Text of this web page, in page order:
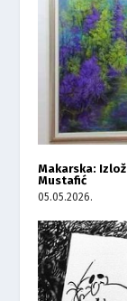
Makarska:
Mustafić
05.05.2026.